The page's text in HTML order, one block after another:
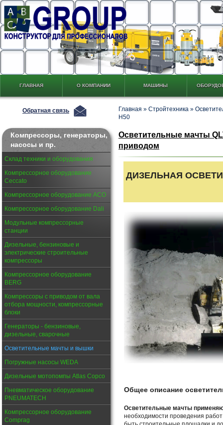
ГЛАВНАЯ О КОМПАНИИ МАШИНЫ
Обратная связь
Компрессоры, генераторы,
насосы и пр.
Склад техники и оборудования
Компрессорное оборудование
Ceccato
Компрессорное оборудование АСО
Компрессорное оборудование Dali
Модульные компрессорные
станции
Дизельные, бензиновые и
электрические строительные
компрессоры
Компрессорное оборудование
BERG
Компрессоры с приводом от вала
отбора мощности, компрессорные
блоки
Генераторы - бензиновые,
дизельные, сварочные
Осветительные мачты и вышки
Погружные насосы WEDA
Дизельные мотопомпы Atlas Copco
Пневматическое оборудование
PNEUMATECH
Компрессорное оборудование
Comprag
Главная » Стройтехника »
H50
Осветительные мачты
приводом
ДИЗЕЛЬНАЯ
Общее описание
Осветительные мачты
необходимости проведения